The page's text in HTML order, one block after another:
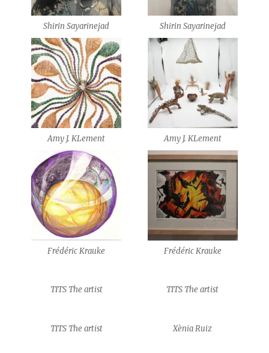
Shirin Sayarinejad Shirin Sayarinejad
Amy J. KLement Amy J. KLement
Frédéric Krauke Frédéric Krauke
TITS The artist TITS The artist
TITS The artist Xènia Ruiz